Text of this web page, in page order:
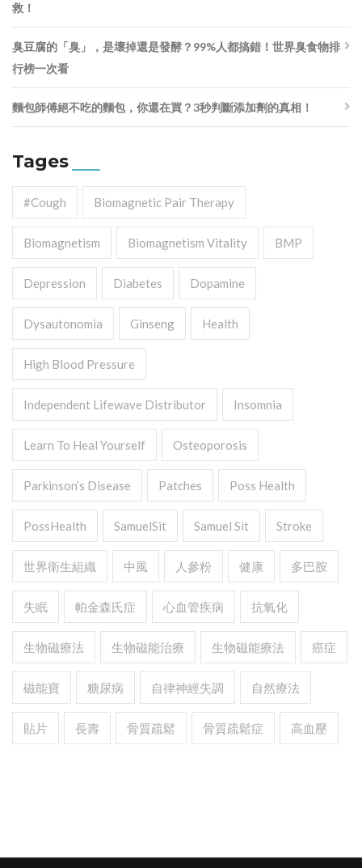
救！
臭豆腐的「臭」，是壞掉還是發酵？99%人都搞錯！世界臭食物排
行榜一次看
麵包師傅絕不吃的麵包，你還在買？3秒判斷添加劑的真相！
Tages
#cough Biomagnetic Pair Therapy
Biomagnetism Biomagnetism Vitality BMP
Depression Diabetes Dopamine
Dysautonomia Ginseng Health
High Blood Pressure
Independent Lifewave Distributor Insomnia
Learn To Heal Yourself Osteoporosis
Parkinson’s Disease Patches Poss Health
PossHealth SamuelSit Samuel Sit Stroke
世界衛生組織 中風 人參粉 健康 多巴胺
失眠 帕金森氏症 心血管疾病 抗氧化
生物磁療法 生物磁能治療 生物磁能療法 癌症
磁能寶 糖尿病 自律神經失調 自然療法
貼片 長壽 骨質疏鬆 骨質疏鬆症 高血壓